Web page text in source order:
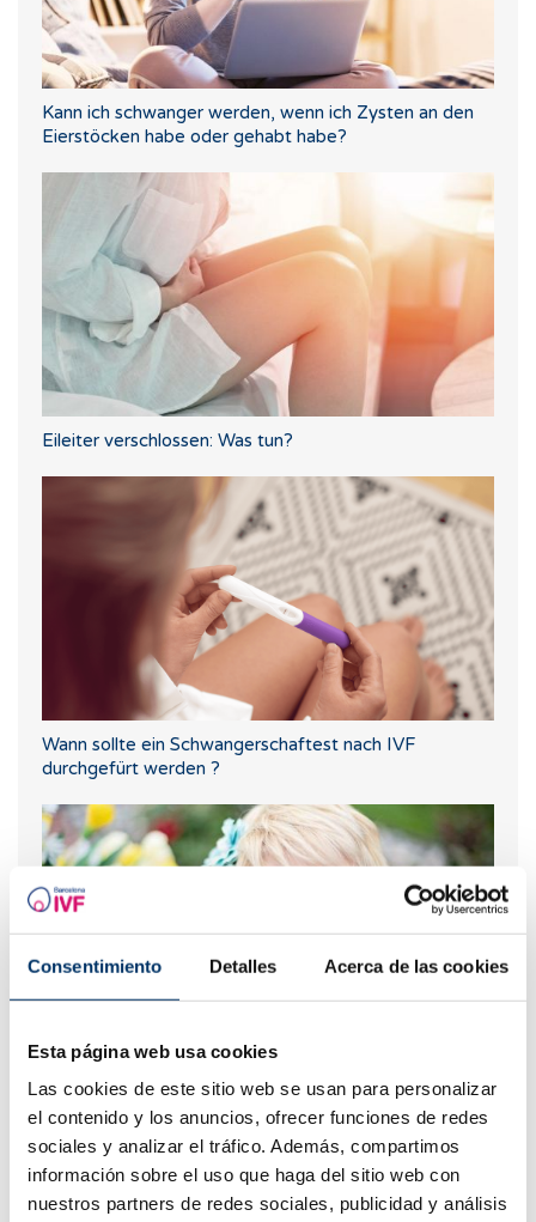
Consentimiento Detalles Acerca de las cookies
Esta página web usa cookies
Las cookies de este sitio web se usan para personalizar
el contenido y los anuncios, ofrecer funciones de redes
sociales y analizar el tráfico. Además, compartimos
información sobre el uso que haga del sitio web con
nuestros partners de redes sociales, publicidad y análisis
Kann ich schwanger werden, wenn ich Zysten an den
Eierstöcken habe oder gehabt habe?
Eileiter verschlossen: Was tun?
Wann sollte ein Schwangerschaftest nach IVF
durchgefürt werden ?